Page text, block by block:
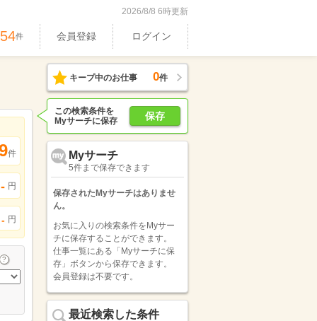
2026/8/8 6時更新
件 会員登録 ログイン
件
- 円
- 円
キープ中のお仕事 0件
保存
この検索条件を
Myサーチに保存
Myサーチ
5件まで保存できます
保存されたMyサーチはありませ
ん。
お気に入りの検索条件をMyサー
チに保存することができます。
仕事一覧にある「Myサーチに保
存」ボタンから保存できます。
会員登録は不要です。
最近検索した条件